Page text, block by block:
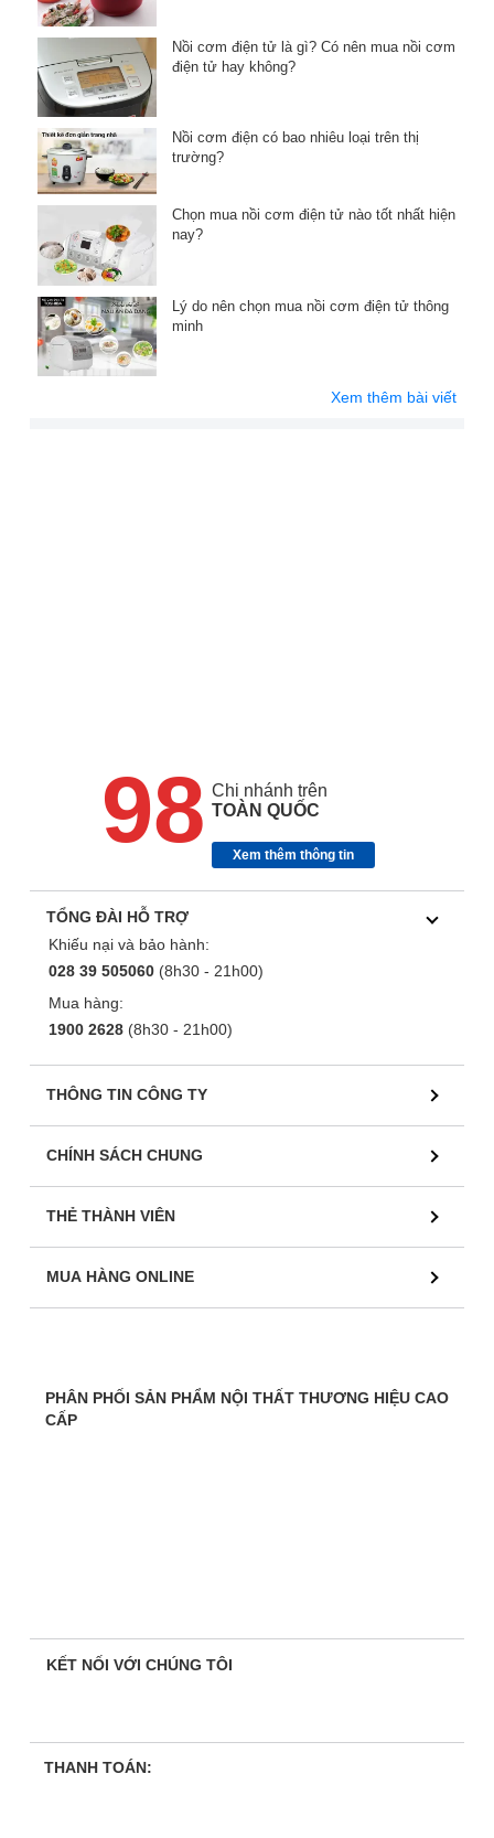
Nồi cơm điện tử là gì? Có nên mua nồi cơm
điện tử hay không?
Nồi cơm điện có bao nhiêu loại trên thị
trường?
Chọn mua nồi cơm điện tử nào tốt nhất hiện
nay?
Lý do nên chọn mua nồi cơm điện tử thông
minh
Xem thêm bài viết
98 Chi nhánh trên
TOÀN QUỐC
Xem thêm thông tin
TỔNG ĐÀI HỖ TRỢ
Khiếu nại và bảo hành:
028 39 505060 (8h30 - 21h00)
Mua hàng:
1900 2628 (8h30 - 21h00)
THÔNG TIN CÔNG TY
CHÍNH SÁCH CHUNG
THẺ THÀNH VIÊN
MUA HÀNG ONLINE
PHÂN PHỐI SẢN PHẨM NỘI THẤT THƯƠNG HIỆU CAO
CẤP
KẾT NỐI VỚI CHÚNG TÔI
THANH TOÁN: